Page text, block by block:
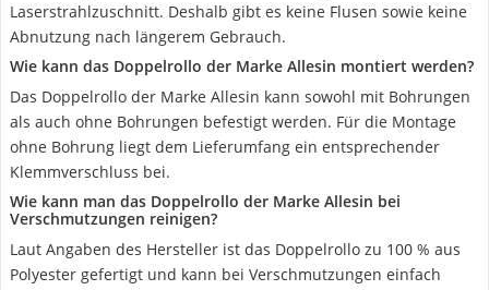
Laserstrahlzuschnitt. Deshalb gibt es keine Flusen sowie keine
Abnutzung nach längerem Gebrauch.
Wie kann das Doppelrollo der Marke Allesin montiert werden?
Das Doppelrollo der Marke Allesin kann sowohl mit Bohrungen
als auch ohne Bohrungen befestigt werden. Für die Montage
ohne Bohrung liegt dem Lieferumfang ein entsprechender
Klemmverschluss bei.
Wie kann man das Doppelrollo der Marke Allesin bei
Verschmutzungen reinigen?
Laut Angaben des Hersteller ist das Doppelrollo zu 100 % aus
Polyester gefertigt und kann bei Verschmutzungen einfach